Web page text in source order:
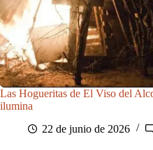
Las Hogueritas de El Viso del
ilumina
22 de junio de 2026